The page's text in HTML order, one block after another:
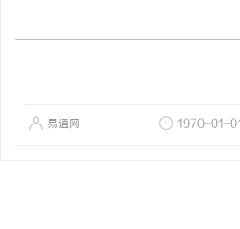
易通网 1970-01-01